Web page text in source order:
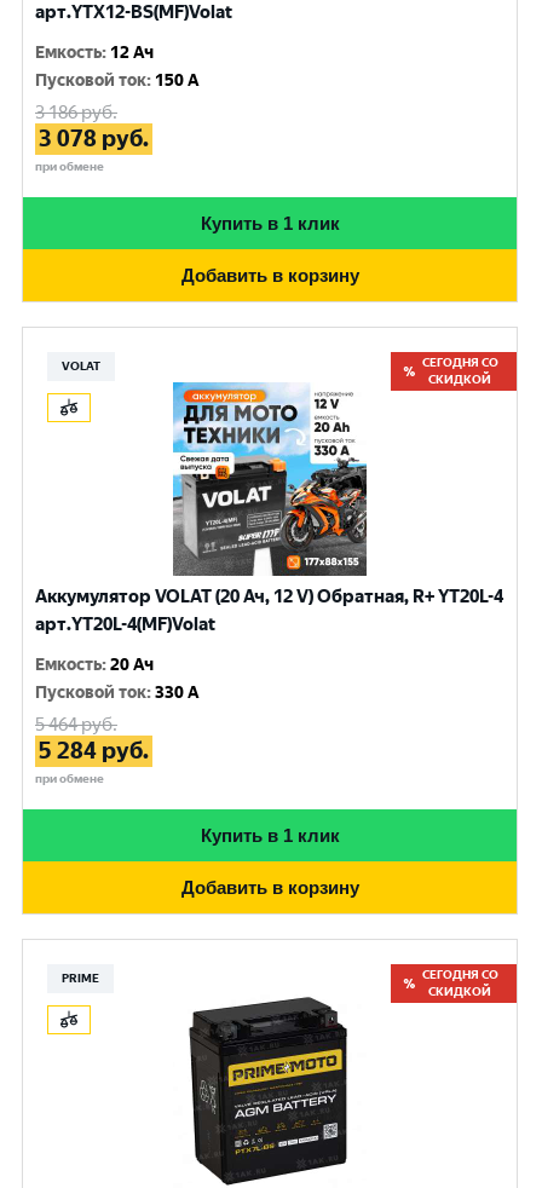
арт.YTX12-BS(MF)Volat
Емкость: 12 Ач
Пусковой ток: 150 A
3 186руб.
3 078 руб.
при обмене
Купить в 1 клик
Добавить в корзину
VOLAT
СЕГОДНЯ СО
СКИДКОЙ
Аккумулятор VOLAT (20 Ач, 12 V) Обратная, R+ YT20L-4
арт.YT20L-4(MF)Volat
Емкость:20 Ач
Пусковой ток:330 A
5 464руб.
5 284 руб.
при обмене
Купить в 1 клик
Добавить в корзину
PRIME
СЕГОДНЯ СО
СКИДКОЙ